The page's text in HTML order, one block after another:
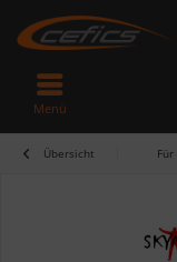
Menü
Übersicht